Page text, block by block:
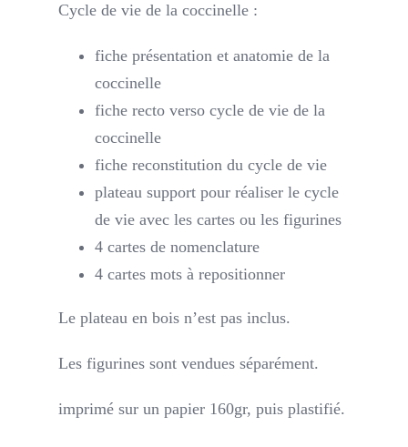
Cycle de vie de la coccinelle :
fiche présentation et anatomie de la
coccinelle
fiche recto verso cycle de vie de la
coccinelle
fiche reconstitution du cycle de vie
plateau support pour réaliser le cycle
de vie avec les cartes ou les figurines
4 cartes de nomenclature
4 cartes mots à repositionner
Le plateau en bois n’est pas inclus.
Les figurines sont vendues séparément.
imprimé sur un papier 160gr, puis plastifié.